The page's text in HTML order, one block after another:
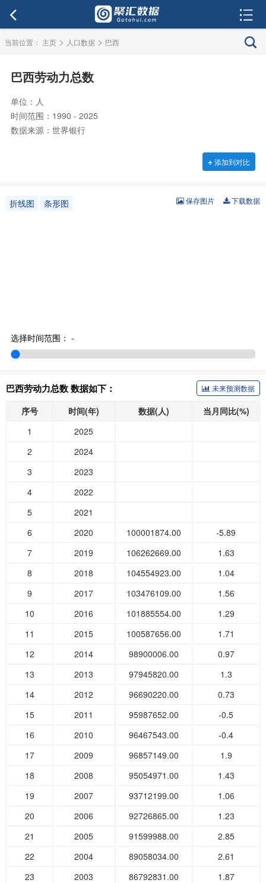
当前位置： 主页 > 人口数据 > 巴西
巴西劳动力总数
单位：人
时间范围：1990 - 2025
数据来源：世界银行
+添加到对比
折线图 条形图 下载数据
保存图片
选择时间范围： -
巴西劳动力总数 数据如下： 未来预测数据
序号 时间(年) 数据(人)
当月同比(%)
1
2025
2
2024
3
2023
4
2022
5
2021
6
2020 100001874.00
-5.89
7
2019 106262669.00
1.63
8
2018 104554923.00
1.04
9
2017 103476109.00
1.56
10
2016 101885554.00
1.29
11
2015 100587656.00
1.71
12
2014 98900006.00
0.97
13
2013 97945820.00
1.3
14
2012 96690220.00
0.73
15
2011 95987652.00
-0.5
16
2010 96467543.00
-0.4
17
2009 96857149.00
1.9
18
2008 95054971.00
1.43
19
2007 93712199.00
1.06
20
2006 92726865.00
1.23
21
2005 91599988.00
2.85
22
2004 89058034.00
2.61
23
2003 86792831.00
1.87